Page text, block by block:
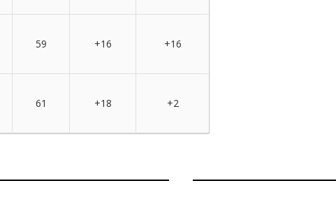
59 +16 +16
61 +18 +2